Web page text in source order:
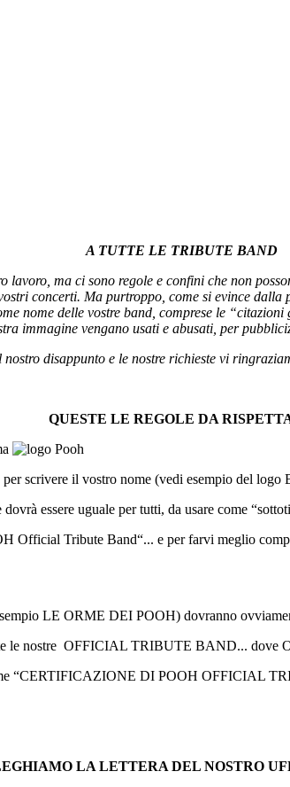
A TUTTE LE TRIBUTE BAND
lavoro, ma ci sono regole e confini che non
concerti. Ma purtroppo, come si evince
nome delle vostre band, comprese le
immagine vengano usati e abusati, per
disappunto e le nostre richieste vi
QUESTE LE REGOLE DA
scrivere il vostro nome (vedi esempio del logo
essere uguale per tutti, da usare come
Official Tribute Band“... e per farvi meglio
LE ORME DEI POOH) dovranno
le nostre OFFICIAL TRIBUTE BAND... dove
“CERTIFICAZIONE DI POOH OFFICIAL
LA LETTERA DEL NOSTRO